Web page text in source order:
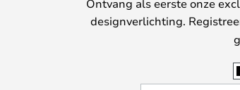
Ontvang als eerste onze
designverlichting.